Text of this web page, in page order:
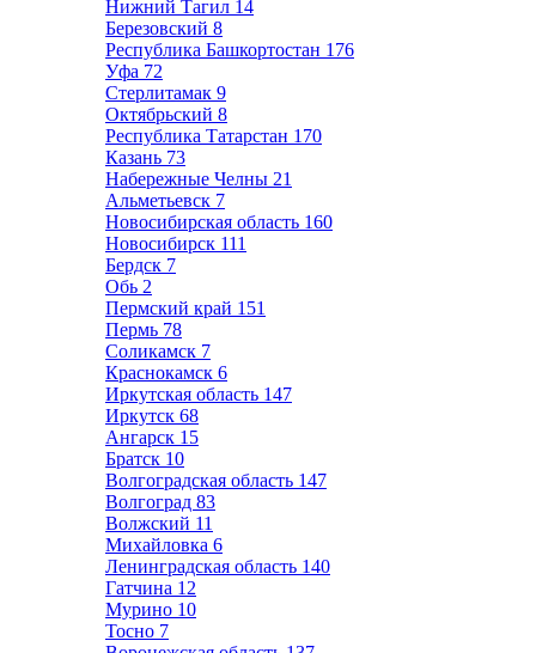
Нижний Тагил 14
Березовский 8
Республика Башкортостан 176
Уфа 72
Стерлитамак 9
Октябрьский 8
Республика Татарстан 170
Казань 73
Набережные Челны 21
Альметьевск 7
Новосибирская область 160
Новосибирск 111
Бердск 7
Обь 2
Пермский край 151
Пермь 78
Соликамск 7
Краснокамск 6
Иркутская область 147
Иркутск 68
Ангарск 15
Братск 10
Волгоградская область 147
Волгоград 83
Волжский 11
Михайловка 6
Ленинградская область 140
Гатчина 12
Мурино 10
Тосно 7